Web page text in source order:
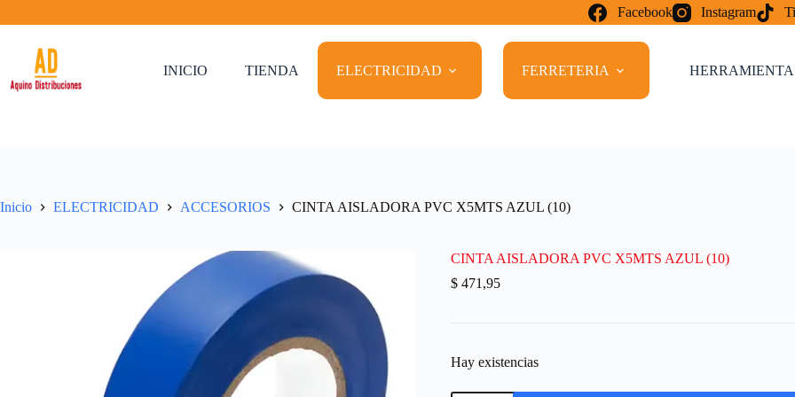
al
Facebook Instagram
INICIO TIENDA ELECTRICIDAD FERRETERIA
Inicio ELECTRICIDAD ACCESORIOS CINTA AISLADORA PVC X5MTS AZUL (10)
CINTA AISLADORA PVC X5MTS AZUL (10)
$471,95
Hay existencias